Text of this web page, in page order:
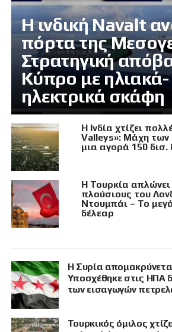
Η ινδική Navalt
πόρτα της
Στρατηγική
Κύπρο με ηλιακά-
ηλεκτρικά σκάφη
Η Ινδία χτίζει
Valleys»: Μάχη των
μια αγορά 150 δισ.
Η Τουρκία
πλούσιους του
Ντουμπάι – Το
δέλεαρ
Η Συρία
Υποσχέθηκε στις ΗΠΑ
των εισαγωγών
Τουρκικός όμιλος